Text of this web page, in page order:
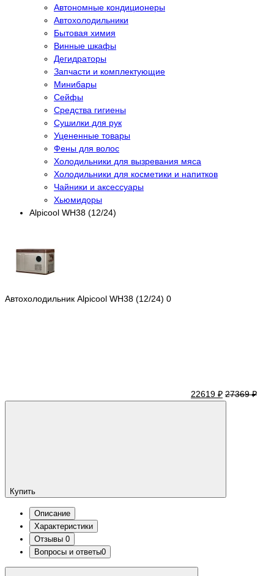
Автономные кондиционеры
Автохолодильники
Бытовая химия
Винные шкафы
Дегидраторы
Запчасти и комплектующие
Минибары
Сейфы
Средства гигиены
Сушилки для рук
Уцененные товары
Фены для волос
Холодильники для вызревания мяса
Холодильники для косметики и напитков
Чайники и аксессуары
Хьюмидоры
Alpicool WH38 (12/24)
Автохолодильник Alpicool WH38 (12/24) 0
22619 ₽ 27369 ₽
Купить
Описание
Характеристики
Отзывы 0
Вопросы и ответы0